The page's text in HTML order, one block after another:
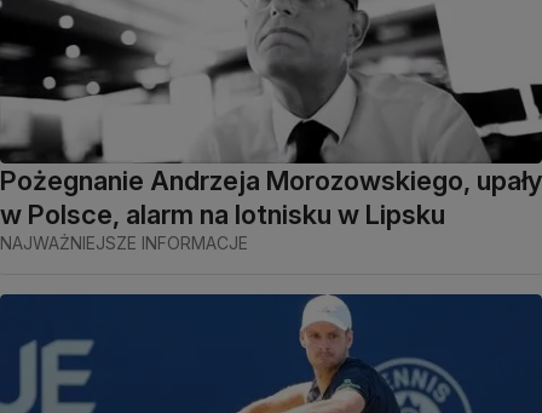
Pożegnanie Andrzeja Morozowskiego, upały
w Polsce, alarm na lotnisku w Lipsku
NAJWAŻNIEJSZE INFORMACJE